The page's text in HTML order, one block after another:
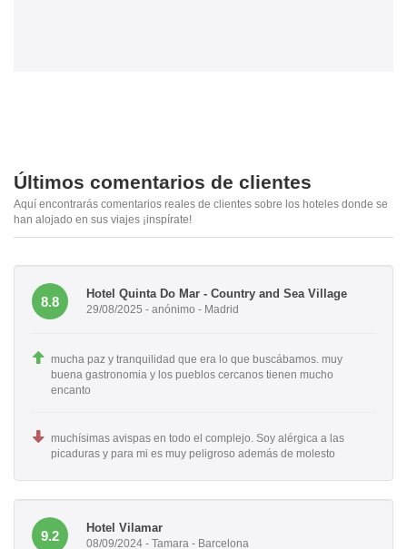
Últimos comentarios de clientes
Aquí encontrarás comentarios reales de clientes sobre los hoteles donde se
han alojado en sus viajes ¡inspírate!
8.8
Hotel Quinta Do Mar - Country and Sea Village
29/08/2025 - anónimo - Madrid
mucha paz y tranquilidad que era lo que buscábamos. muy
buena gastronomia y los pueblos cercanos tienen mucho
encanto
muchísimas avispas en todo el complejo. Soy alérgica a las
picaduras y para mi es muy peligroso además de molesto
9.2
Hotel Vilamar
08/09/2024 - Tamara - Barcelona